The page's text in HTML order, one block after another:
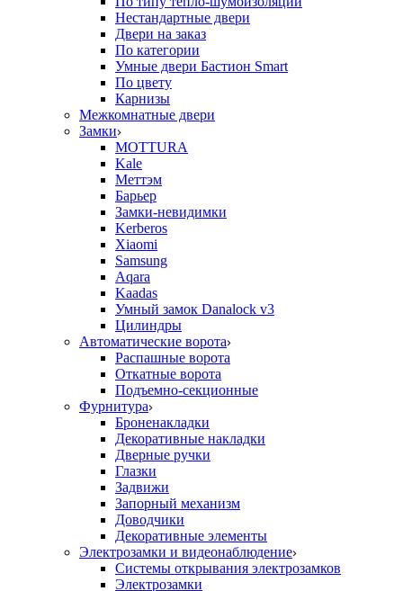
Нестандартные двери
Двери на заказ
По категории
Умные двери Бастион Smart
По цвету
Карнизы
Межкомнатные двери
Замки
MOTTURA
Kale
Меттэм
Барьер
Замки-невидимки
Kerberos
Xiaomi
Samsung
Aqara
Kaadas
Умный замок Danalock v3
Цилиндры
Автоматические ворота
Распашные ворота
Откатные ворота
Подъемно-секционные
Фурнитура
Броненакладки
Декоративные накладки
Дверные ручки
Глазки
Задвижи
Запорный механизм
Доводчики
Декоративные элементы
Электрозамки и видеонаблюдение
Системы открывания электрозамков
Электрозамки